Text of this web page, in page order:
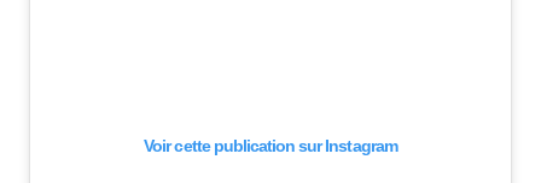
Voir cette publication sur Instagram